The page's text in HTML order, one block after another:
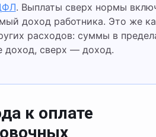
. Выплаты сверх нормы
доход работника. Это же
расходов: суммы в
доход, сверх — доход.
к оплате